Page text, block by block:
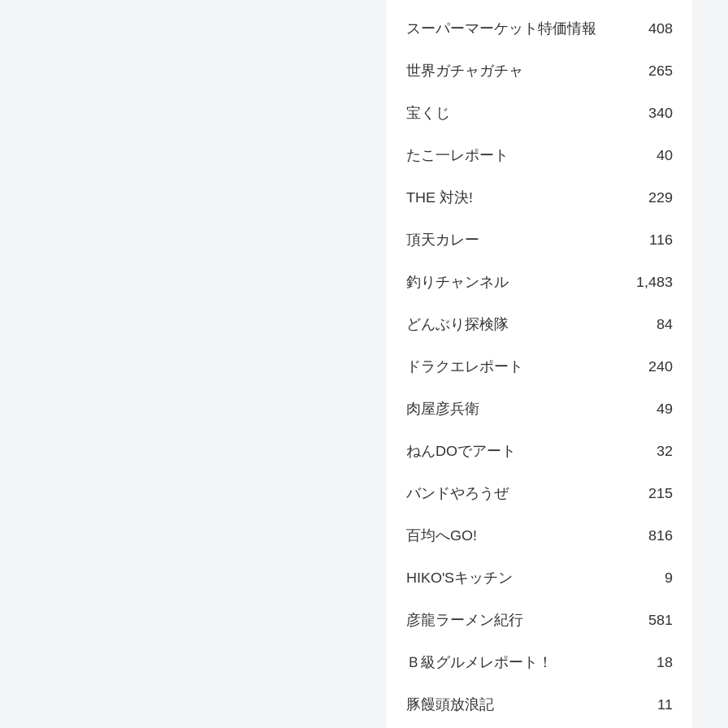
スーパーマーケット特価情報 408
世界ガチャガチャ 265
宝くじ 340
たこ一レポート 40
THE 対決! 229
頂天カレー 116
釣りチャンネル 1,483
どんぶり探検隊 84
ドラクエレポート 240
肉屋彦兵衛 49
ねんDOでアート 32
バンドやろうぜ 215
百均へGO! 816
HIKO'Sキッチン 9
彦龍ラーメン紀行 581
Ｂ級グルメレポート！ 18
豚饅頭放浪記 11